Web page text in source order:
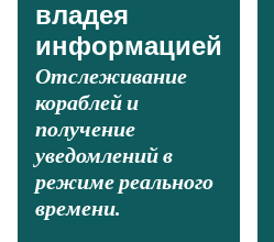
владея
информацией
Отслеживание
кораблей и
получение
уведомлений в
режиме реального
времени.